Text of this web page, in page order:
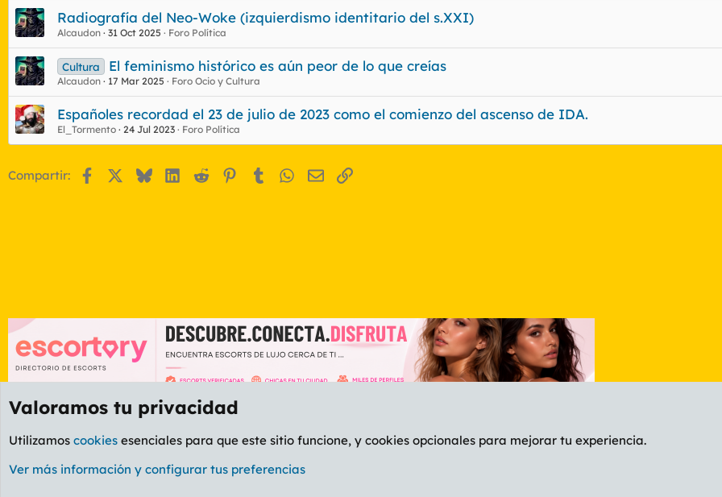
Radiografía del Neo-Woke (izquierdismo identitario del s.XXI)
Alcaudon 31 Oct 2025 Foro Política
Cultura El feminismo histórico es aún peor de lo que creías
Alcaudon 17 Mar 2025 Foro Ocio y Cultura
Españoles recordad el 23 de julio de 2023 como el comienzo del ascenso de IDA.
El_Tormento 24 Jul 2023 Foro Política
Compartir: FacebookBlueskyLinkedIn
Reddit Pinterest
Tumblr WhatsApp
EmailEnlace
Foro General
Valoramos tu privacidad
Utilizamos cookies esenciales para que este sitio funcione, y cookies opcionales para mejorar tu experiencia.
Ver más información y configurar tus preferencias